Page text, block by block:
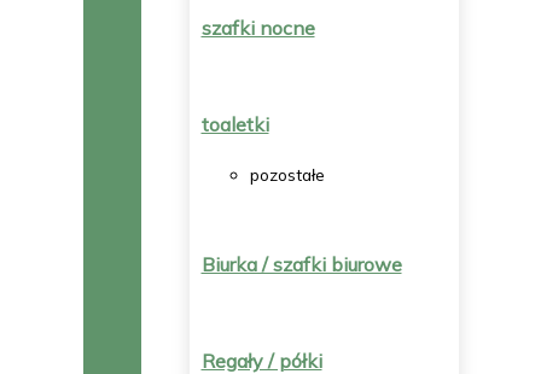
szafki nocne
toaletki
pozostałe
Biurka / szafki biurowe
Regały / półki